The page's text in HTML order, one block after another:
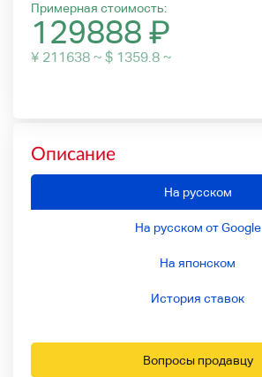
Примерная стоимость:
129888 ₽
¥ 211638 ~ $ 1359.8 ~
Описание
На русском
На русском от Google
На японском
История ставок
Вопросы продавцу